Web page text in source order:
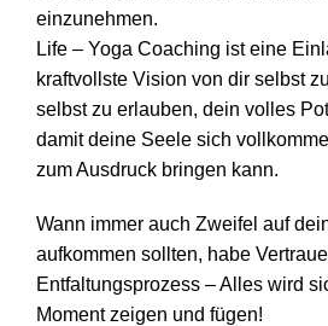
einzunehmen.
Life – Yoga Coaching ist eine
kraftvollste Vision von dir selbst
selbst zu erlauben, dein volles
damit deine Seele sich
zum Ausdruck bringen kann.
Wann immer auch Zweifel auf
aufkommen sollten, habe
Entfaltungsprozess – Alles wird
Moment zeigen und fügen!